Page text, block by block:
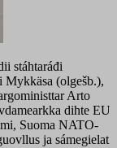
stáhtaráđi
Mykkäsa (olgešb.),
Arto
dihte EU
Suoma NATO-
ja sámegielat